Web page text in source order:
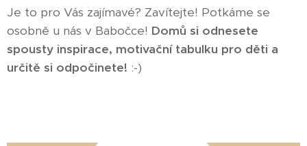
Je to pro Vás zajímavé? Zavítejte! Potkáme se
osobně u nás v Babočce! Domů si odnesete
spousty inspirace, motivační tabulku pro děti a
určitě si odpočinete! :-)